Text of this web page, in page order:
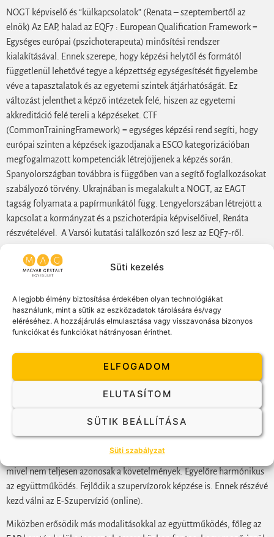
Süti kezelés
A legjobb élmény biztosítása érdekében olyan technológiákat
használunk, mint a sütik az eszközadatok tárolására és/vagy
eléréséhez. A hozzájárulás elmulasztása vagy visszavonása bizonyos
funkciókat és funkciókat hátrányosan érinthet.
ELFOGADOM
ELUTASÍTOM
SÜTIK BEÁLLÍTÁSA
Süti szabályzat
NOGT képviselő és “külkapcsolatok” (Renata – szeptembertől az
elnök) Az EAP, halad az EQF7 : European Qualification Framework =
Egységes európai (pszichoterapeuta) minősítési rendszer
kialakításával. Ennek szerepe, hogy képzési helytől és formától
függetlenül lehetővé tegye a képzettség egységesítését figyelembe
véve a tapasztalatok és az egyetemi szintek átjárhatóságát. Ez
változást jelenthet a képző intézetek felé, hiszen az egyetemi
akkreditáció felé tereli a képzéseket. CTF
(CommonTrainingFramework) = egységes képzési rend segíti, hogy
európai szinten a képzések igazodjanak a ESCO kategorizációban
megfogalmazott kompetenciák létrejöjjenek a képzés során.
Spanyolországban továbbra is függőben van a segítő foglalkozásokat
szabályozó törvény. Ukrajnában is megalakult a NOGT, az EAGT
tagság folyamata a papírmunkától függ. Lengyelorszában létrejött a
kapcsolat a kormányzat és a pszichoterápia képviselőivel, Renáta
részvételével. A Varsói kutatási találkozón szó lesz az EQF7-ről.
GPO – Gestalt a szervezetekben- Sally. Elkészült a GPO Etikai kódex.
Ennek fókusza a pszichoterápia és a coaching szétválasztása.
portfolio kialakításához mentor segítséget adnak. Egy kicsit a
technikáról : a Sharepoint (Mac használóknak Chrome segítségével)
és Microsoft meeting segít az együttműködésben.
TSC- Training Standards Commitéé – Nurith. A munka fókusza az
alakuló intézetekkel kapcsolatban jelenik meg. Főleg keleten látható
ez, közben nyugaton, ahol régi intézetek bezártak, lassabban ugyan
megjelennek de újra fiatal intézetek. 7 új akkredtáció és 6 (5 év után
kötelező) újra akkredetició. Mivel az akkreditáció egyik pontja
személyes látogatás, kérdés hogyan lehet ezt megtenni a korona virus
árnyékában. Az új intézetek közül többen az EAP (EPTI) akkreditációt
is meg akarják szerezni. Ez gyakran EAP-EAGT egyeztetést igényel
mivel nem teljesen azonosak a követelmények. Egyelőre harmónikus
az együttműködés. Fejlődik a szupervízorok képzése is. Ennek részévé
kezd válni az E-Szupervízió (online).
Miközben erősödik más modalitásokkal az együttműködés, főleg az